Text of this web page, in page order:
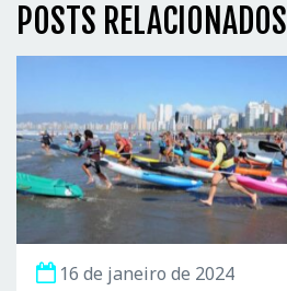
POSTS RELACIONADOS
16 de janeiro de 2024